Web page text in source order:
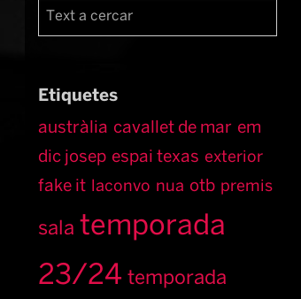
Etiquetes
austràlia cavallet de mar em
dic josep espai texas exterior
fake it laconvo nua otb premis
sala temporada
23/24 temporada